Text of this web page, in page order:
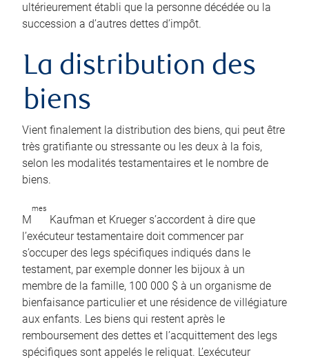
ultérieurement établi que la personne décédée ou la
succession a d’autres dettes d’impôt.
La distribution des
biens
Vient finalement la distribution des biens, qui peut être
très gratifiante ou stressante ou les deux à la fois,
selon les modalités testamentaires et le nombre de
biens.
M
mes
Kaufman et Krueger s’accordent à dire que
l’exécuteur testamentaire doit commencer par
s’occuper des legs spécifiques indiqués dans le
testament, par exemple donner les bijoux à un
membre de la famille, 100 000 $ à un organisme de
bienfaisance particulier et une résidence de villégiature
aux enfants. Les biens qui restent après le
remboursement des dettes et l’acquittement des legs
spécifiques sont appelés le reliquat. L’exécuteur